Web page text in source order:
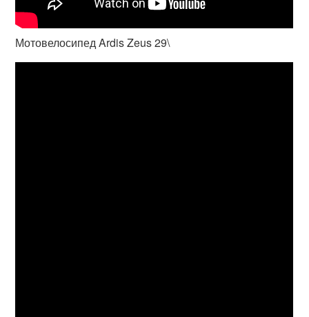
Мотовелосипед Ardis Zeus 29\